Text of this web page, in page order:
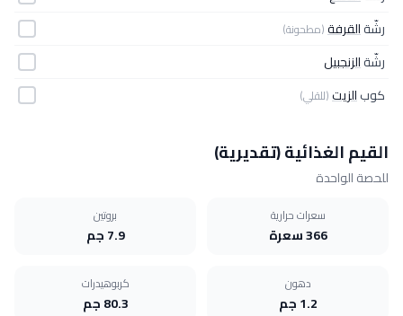
رشّةالقرفة(مطحونة)
رشّةالزنجبيل
كوبالزيت(للقلي)
القيم الغذائية (تقديرية)
للحصة الواحدة
سعرات حرارية
366 سعرة
بروتين
7.9 جم
دهون
1.2 جم
كربوهيدرات
80.3 جم